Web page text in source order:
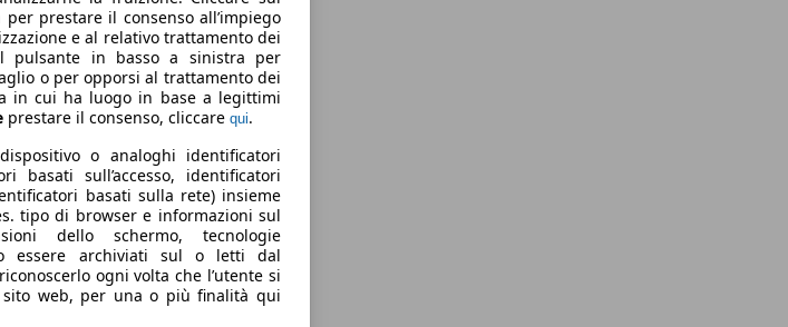
prestare il consenso all’impiego
e al relativo trattamento dei
pulsante in basso a sinistra per
o per opporsi al trattamento dei
in cui ha luogo in base a legittimi
prestare il consenso, cliccare qui.
o analoghi identificatori
basati sull’accesso, identificatori
basati sulla rete) insieme
tipo di browser e informazioni sul
dello schermo, tecnologie
essere archiviati sul o letti dal
ogni volta che l’utente si
sito web, per una o più finalità qui